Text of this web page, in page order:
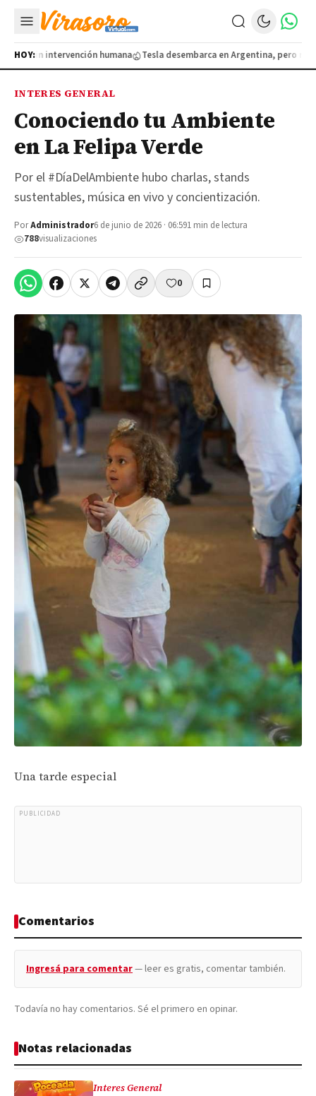
HOY:
sin intervención humana Tesla desembarca en Argentina, pero recién
INTERES GENERAL
Conociendo tu Ambiente
en La Felipa Verde
Por el #DíaDelAmbiente hubo charlas, stands
sustentables, música en vivo y concientización.
PorAdministrador6 de junio de 2026 · 06:591 min de lectura
788visualizaciones
0
Una tarde especial
PUBLICIDAD
Comentarios
Ingresá para comentar— leer es gratis, comentar también.
Todavía no hay comentarios. Sé el primero en opinar.
Notas relacionadas
Interes General